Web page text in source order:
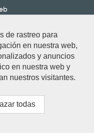
de rastreo para
en nuestra web,
y anuncios
en nuestra web y
nuestros visitantes.
todas